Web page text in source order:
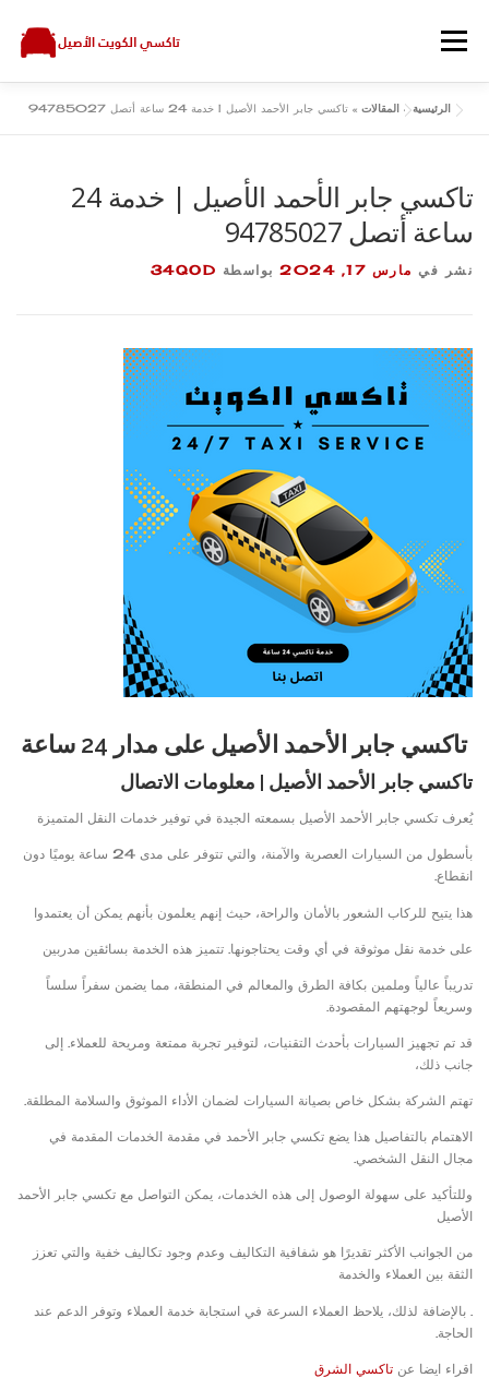
المحتوى
القائمة
الرئيسية» المقالات » تاكسي جابر الأحمد الأصيل | خدمة 24 ساعة أتصل 94785027
تاكسي جابر الأحمد الأصيل | خدمة 24
ساعة أتصل 94785027
نشر في مارس 17, 2024 بواسطة 34QOD
تاكسي جابر الأحمد الأصيل على مدار 24 ساعة
تاكسي جابر الأحمد الأصيل | معلومات الاتصال
يُعرف تكسي جابر الأحمد الأصيل بسمعته الجيدة في توفير خدمات النقل المتميزة
بأسطول من السيارات العصرية والآمنة، والتي تتوفر على مدى 24 ساعة يوميًا دون
انقطاع.
هذا يتيح للركاب الشعور بالأمان والراحة، حيث إنهم يعلمون بأنهم يمكن أن يعتمدوا
على خدمة نقل موثوقة في أي وقت يحتاجونها. تتميز هذه الخدمة بسائقين مدربين
تدريباً عالياً وملمين بكافة الطرق والمعالم في المنطقة، مما يضمن سفراً سلساً
وسريعاً لوجهتهم المقصودة.
قد تم تجهيز السيارات بأحدث التقنيات، لتوفير تجربة ممتعة ومريحة للعملاء. إلى
جانب ذلك،
تهتم الشركة بشكل خاص بصيانة السيارات لضمان الأداء الموثوق والسلامة المطلقة.
الاهتمام بالتفاصيل هذا يضع تكسي جابر الأحمد في مقدمة الخدمات المقدمة في
مجال النقل الشخصي.
وللتأكيد على سهولة الوصول إلى هذه الخدمات، يمكن التواصل مع تكسي جابر الأحمد
الأصيل
من الجوانب الأكثر تقديرًا هو شفافية التكاليف وعدم وجود تكاليف خفية والتي تعزز
الثقة بين العملاء والخدمة
. بالإضافة لذلك، يلاحظ العملاء السرعة في استجابة خدمة العملاء وتوفر الدعم عند
الحاجة.
اقراء ايضا عن تاكسي الشرق